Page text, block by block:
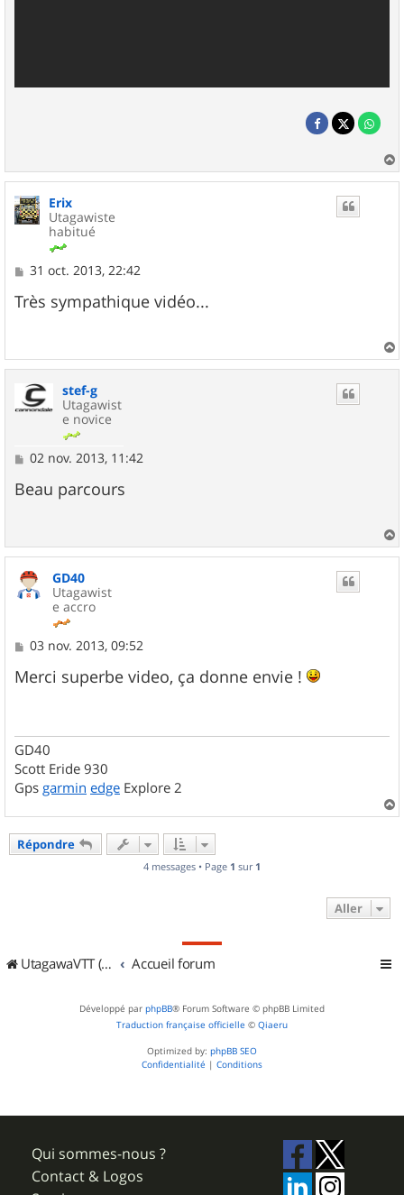
a
Erix
Utagawiste
habitué
M
s
s
e
31 oct. 2013, 22:42
Très sympathique vidéo...
a
stef-g
Utagawist
e novice
M
s
s
e
02 nov. 2013, 11:42
Beau parcours
a
GD40
Utagawist
e accro
M
s
s
03 nov. 2013, 09:52
Merci superbe video, ça donne envie !
GD40
Scott Eride 930
Gps garmin edge Explore 2
a
Répondre
4 messages • Page 1 sur 1
Aller
UtagawaVTT (Randos VTT et VTTAE avec traces GPS) Accueil forum
Développé par phpBB® Forum Software © phpBB Limited
Traduction française officielle © Qiaeru
Optimized by: phpBB SEO
Confidentialité | Conditions
Qui sommes-nous ?
Contact & Logos